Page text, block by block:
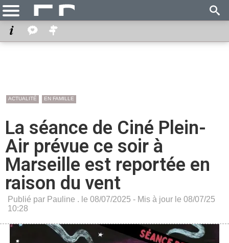
ACTUALITÉ EN FAMILLE
La séance de Ciné Plein-
Air prévue ce soir à
Marseille est reportée en
raison du vent
Publié par Pauline . le 08/07/2025 - Mis à jour le 08/07/25
10:28